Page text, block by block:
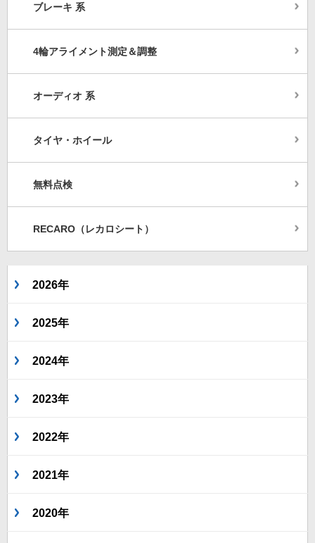
ブレーキ 系
4輪アライメント測定＆調整
オーディオ 系
タイヤ・ホイール
無料点検
RECARO（レカロシート）
2026年
2025年
2024年
2023年
2022年
2021年
2020年